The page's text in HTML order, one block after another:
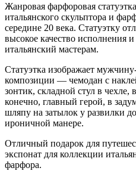
Жанровая фарфоровая
итальянского скульптора и
середине 20 века. Статуэтку
высокое качество исполнения
итальянский мастерам.
Статуэтка изображает
композиции — чемодан с
зонтик, складной стул в чехле,
конечно, главный герой, в
шляпу на затылок у развилки
ироничной манере.
Отличный подарок для
экспонат для коллекции
фарфора.